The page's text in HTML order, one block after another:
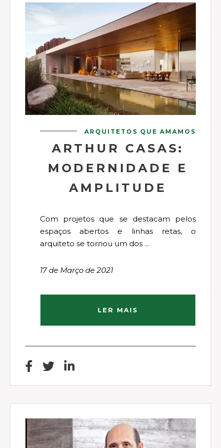
ARQUITETOS QUE AMAMOS
ARTHUR CASAS:
MODERNIDADE E
AMPLITUDE
Com projetos que se destacam pelos
espaços abertos e linhas retas, o
arquiteto se tornou um dos ...
17 de Março de 2021
LER MAIS